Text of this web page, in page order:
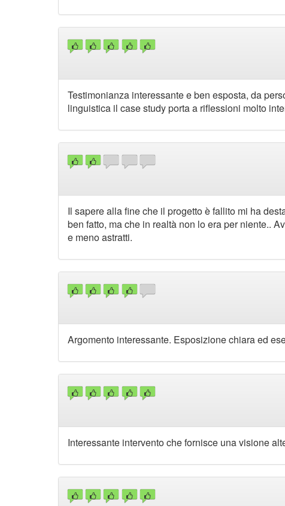
Testimonianza interessante e ben esposta, da
linguistica il case study porta a riflessioni molto
Il sapere alla fine che il progetto è fallito mi ha
ben fatto, ma che in realtà non lo era per niente..
e meno astratti.
Argomento interessante. Esposizione chiara ed
Interessante intervento che fornisce una visione